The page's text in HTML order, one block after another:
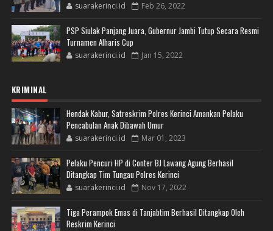
suarakerinci.id Feb 26, 2022
PSP Siulak Panjang Juara, Gubernur Jambi Tutup Secara Resmi
Turnamen Alharis Cup
suarakerinci.id Jan 15, 2022
KRIMINAL
Hendak Kabur, Satreskrim Polres Kerinci Amankan Pelaku
Pencabulan Anak Dibawah Umur
suarakerinci.id Mar 01, 2023
Pelaku Pencuri HP di Conter BJ Lawang Agung Berhasil
Ditangkap Tim Tungau Polres Kerinci
suarakerinci.id Nov 17, 2022
Tiga Perampok Emas di Tanjabtim Berhasil Ditangkap Oleh
Reskrim Kerinci